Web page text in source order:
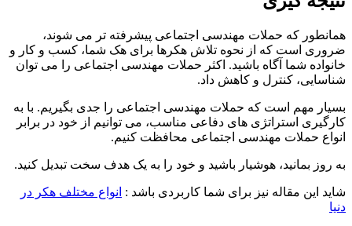
همانطور که حملات مهندسی اجتماعی پیشرفته تر می شوند،
ضروری است که از نحوه تلاش هکرها برای هک شما، کسب و کار و
خانواده شما آگاه باشید. اکثر حملات مهندسی اجتماعی را می توان
شناسایی، کنترل و کاهش داد.
بسیار مهم است که حملات مهندسی اجتماعی را جدی بگیریم. با به
کارگیری استراتژی های دفاعی مناسب، می توانیم از خود در برابر
انواع حملات مهندسی اجتماعی محافظت کنیم.
به روز بمانید، هوشیار باشید و خود را به یک هدف سخت تبدیل کنید.
شاید این مقاله نیز برای شما کاربردی باشد : انواع مختلف هکر در
دنیا